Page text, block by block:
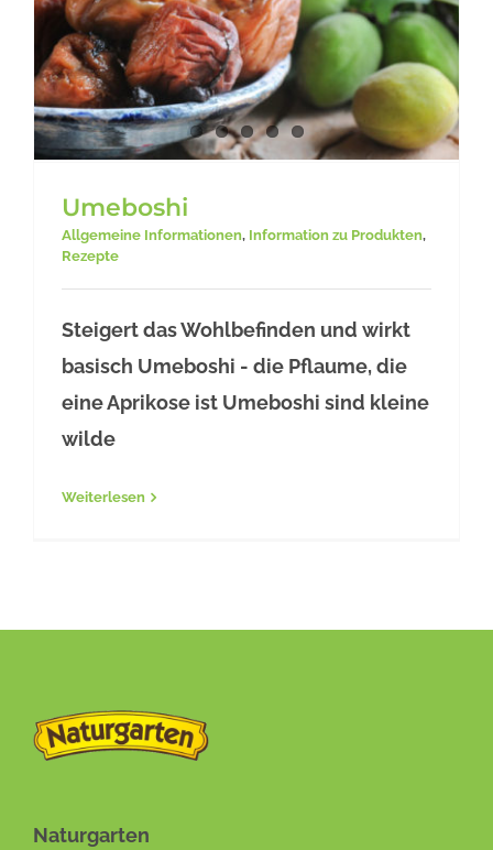
Umeboshi
Umeboshi
Allgemeine Informationen, Information zu Produkten,
Rezepte
Steigert das Wohlbefinden und wirkt
basisch Umeboshi - die Pflaume, die
eine Aprikose ist Umeboshi sind kleine
wilde
Weiterlesen
Naturgarten